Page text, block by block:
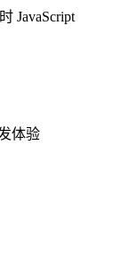
JavaScript
体验